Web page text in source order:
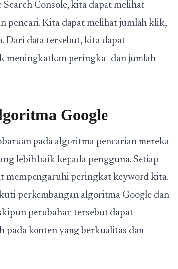
Console, kita dapat melihat
pencari. Kita dapat melihat jumlah klik,
Dari data tersebut, kita dapat
meningkatkan peringkat dan jumlah
Google
pada algoritma pencarian mereka
lebih baik kepada pengguna. Setiap
mempengaruhi peringkat keyword kita.
perkembangan algoritma Google dan
perubahan tersebut dapat
konten yang berkualitas dan